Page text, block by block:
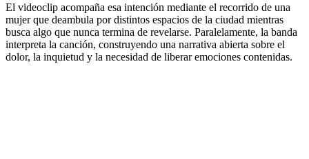
El videoclip acompaña esa intención mediante el recorrido de una
mujer que deambula por distintos espacios de la ciudad mientras
busca algo que nunca termina de revelarse. Paralelamente, la banda
interpreta la canción, construyendo una narrativa abierta sobre el
dolor, la inquietud y la necesidad de liberar emociones contenidas.